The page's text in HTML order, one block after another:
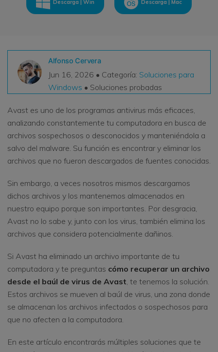
Recupera datos ilimitados del sistema Mac
Recoverit Gratis
Recupera datos perdidos/eliminados gratis
Pruébalo Gratis
UBackit - Respaldar Datos
Escenarios de Pérdida de Datos
Historias de Clientes
search
Descarga | Win Descarga | Mac
Alfonso Cervera
Jun 16, 2026 • Categoría: Soluciones para
Windows • Soluciones probadas
Avast es uno de los programas antivirus más eficaces,
analizando constantemente tu computadora en busca de
archivos sospechosos o desconocidos y manteniéndola a
salvo del malware. Su función es encontrar y eliminar los
archivos que no fueron descargados de fuentes conocidas.
Sin embargo, a veces nosotros mismos descargamos
dichos archivos y los mantenemos almacenados en
nuestro equipo porque son importantes. Por desgracia,
Avast no lo sabe y, junto con los virus, también elimina los
archivos que considera potencialmente dañinos.
Si Avast ha eliminado un archivo importante de tu
computadora y te preguntas cómo recuperar un archivo
desde el baúl de virus de Avast , te tenemos la solución.
Estos archivos se mueven al baúl de virus, una zona donde
se almacenan los archivos infectados o sospechosos para
que no afecten a la computadora.
En este artículo encontrarás múltiples soluciones que te